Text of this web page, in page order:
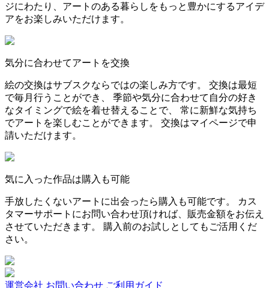
ジにわたり、アートのある暮らしをもっと豊かにするアイデ
アをお楽しみいただけます。
気分に合わせてアートを交換
絵の交換はサブスクならではの楽しみ方です。 交換は最短
で毎月行うことができ、 季節や気分に合わせて自分の好き
なタイミングで絵を着せ替えることで、 常に新鮮な気持ち
でアートを楽しむことができます。 交換はマイページで申
請いただけます。
気に入った作品は購入も可能
手放したくないアートに出会ったら購入も可能です。 カス
タマーサポートにお問い合わせ頂ければ、販売金額をお伝え
させていただきます。 購入前のお試しとしてもご活用くだ
さい。
運営会社 お問い合わせ ご利用ガイド